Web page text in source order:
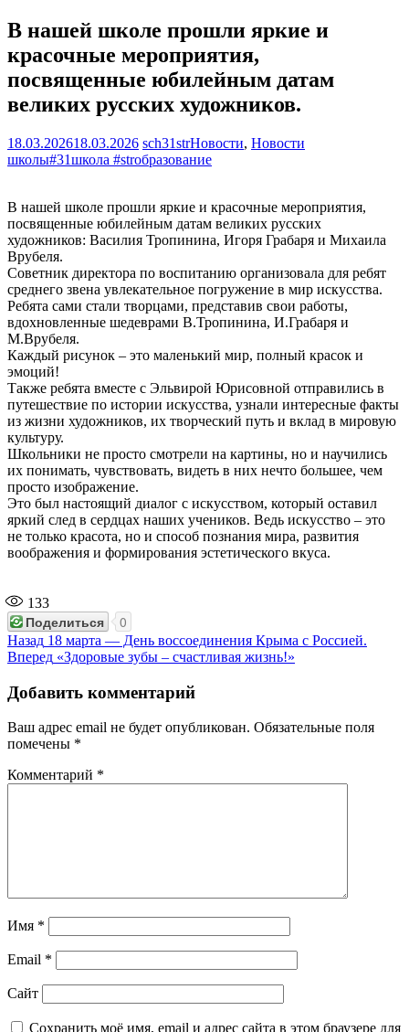
В нашей школе прошли яркие и
красочные мероприятия,
посвященные юбилейным датам
великих русских художников.
18.03.202618.03.2026 sch31strНовости, Новости
школы#31школа #strобразование
В нашей школе прошли яркие и красочные мероприятия,
посвященные юбилейным датам великих русских
художников: Василия Тропинина, Игоря Грабаря и Михаила
Врубеля.
Советник директора по воспитанию организовала для ребят
среднего звена увлекательное погружение в мир искусства.
Ребята сами стали творцами, представив свои работы,
вдохновленные шедеврами В.Тропинина, И.Грабаря и
М.Врубеля.
Каждый рисунок – это маленький мир, полный красок и
эмоций!
Также ребята вместе с Эльвирой Юрисовной отправились в
путешествие по истории искусства, узнали интересные факты
из жизни художников, их творческий путь и вклад в мировую
культуру.
Школьники не просто смотрели на картины, но и научились
их понимать, чувствовать, видеть в них нечто большее, чем
просто изображение.
Это был настоящий диалог с искусством, который оставил
яркий след в сердцах наших учеников. Ведь искусство – это
не только красота, но и способ познания мира, развития
воображения и формирования эстетического вкуса.
133
Поделиться 0
Навигация
по
записям
Назад Предыдущая
запись:
18 марта — День воссоединения Крыма с Россией.
Вперед Следующая
«Здоровые зубы – счастливая жизнь!»
Добавить комментарий
Ваш адрес email не будет опубликован. Обязательные поля
помечены *
Комментарий *
Имя *
Email *
Сайт
Сохранить моё имя, email и адрес сайта в этом браузере для